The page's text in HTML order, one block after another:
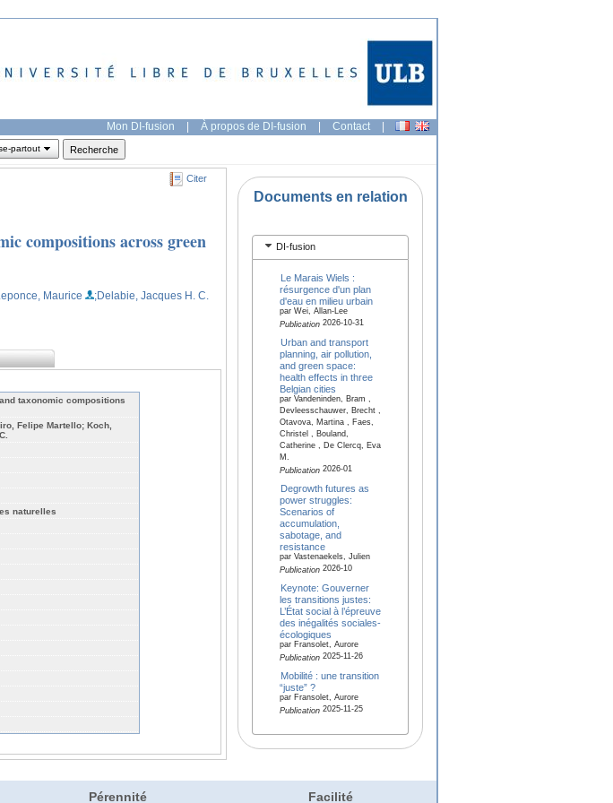
Mon DI-fusion | À propos de DI-fusion | Contact |
partout
Citer
compositions across green
Maurice
;Delabie, Jacques H. C.
taxonomic compositions
Felipe Martello; Koch,
naturelles
Documents en relation
DI-fusion
Le Marais Wiels :
résurgence d'un plan
d'eau en milieu urbain
par Wei, Allan-Lee
Publication2026-10-31
Urban and transport
planning, air pollution,
and green space:
health effects in three
Belgian cities
par Vandeninden, Bram ,
Devleesschauwer, Brecht ,
Otavova, Martina , Faes,
Christel , Bouland,
Catherine , De Clercq, Eva
M.
Publication2026-01
Degrowth futures as
power struggles:
Scenarios of
accumulation,
sabotage, and
resistance
par Vastenaekels, Julien
Publication2026-10
Keynote: Gouverner
les transitions justes:
L’État social à l’épreuve
des inégalités sociales-
écologiques
par Fransolet, Aurore
Publication2025-11-26
Mobilité : une transition
“juste” ?
par Fransolet, Aurore
Publication2025-11-25
Pérennité Facilité